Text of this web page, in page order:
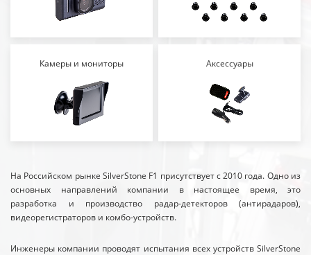
Камеры и мониторы Аксессуары
На Российском рынке SilverStone F1 присутствует с 2010 года. Одно из
основных направлений компании в настоящее время, это
разработка и производство радар-детекторов (антирадаров),
видеорегистраторов и комбо-устройств.
Инженеры компании проводят испытания всех устройств SilverStone